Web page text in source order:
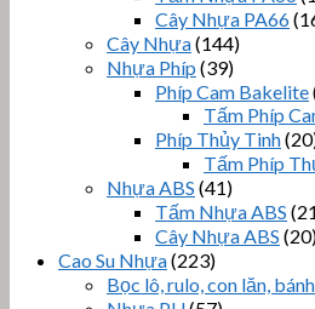
Cây Nhựa PA66
Cây Nhựa(144)
Nhựa Phíp (39)
Phíp Cam Bakelite
Tấm Phíp
Phíp Thủy Tinh
Tấm Phíp
Nhựa ABS (41)
Tấm Nhựa ABS
Cây Nhựa ABS
Cao Su Nhựa(223)
Bọc lô, rulo, con lăn,